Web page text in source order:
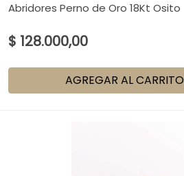
Abridores Perno de Oro 18Kt Osito
$ 128.000,00
AGREGAR AL CARRITO